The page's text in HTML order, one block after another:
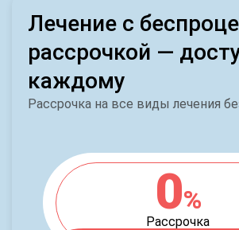
Лечение с
рассрочкой —
каждому
Рассрочка на все виды лечения
0%
Рассрочка